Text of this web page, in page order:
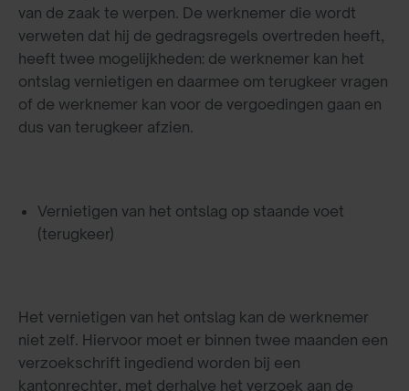
van de zaak te werpen. De werknemer die wordt
verweten dat hij de gedragsregels overtreden heeft,
heeft twee mogelijkheden: de werknemer kan het
ontslag vernietigen en daarmee om terugkeer vragen
of de werknemer kan voor de vergoedingen gaan en
dus van terugkeer afzien.
Vernietigen van het ontslag op staande voet
(terugkeer)
Het vernietigen van het ontslag kan de werknemer
niet zelf. Hiervoor moet er binnen twee maanden een
verzoekschrift ingediend worden bij een
kantonrechter, met derhalve het verzoek aan de